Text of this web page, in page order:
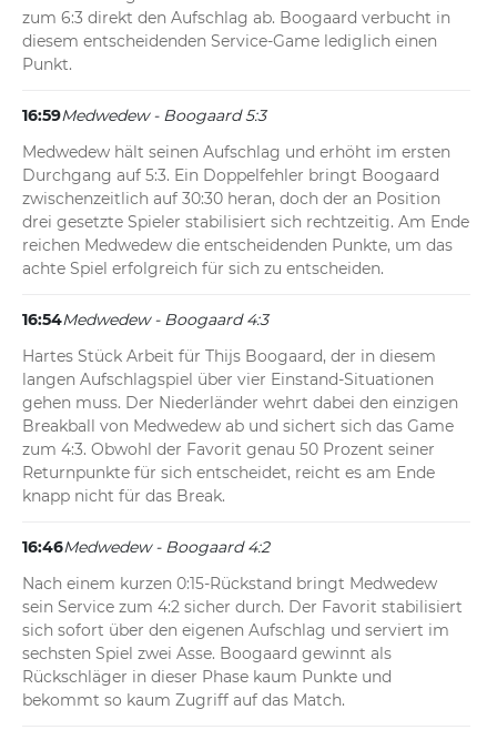
zum 6:3 direkt den Aufschlag ab. Boogaard verbucht in
diesem entscheidenden Service-Game lediglich einen
Punkt.
16:59Medwedew - Boogaard 5:3
Medwedew hält seinen Aufschlag und erhöht im ersten
Durchgang auf 5:3. Ein Doppelfehler bringt Boogaard
zwischenzeitlich auf 30:30 heran, doch der an Position
drei gesetzte Spieler stabilisiert sich rechtzeitig. Am Ende
reichen Medwedew die entscheidenden Punkte, um das
achte Spiel erfolgreich für sich zu entscheiden.
16:54Medwedew - Boogaard 4:3
Hartes Stück Arbeit für Thijs Boogaard, der in diesem
langen Aufschlagspiel über vier Einstand-Situationen
gehen muss. Der Niederländer wehrt dabei den einzigen
Breakball von Medwedew ab und sichert sich das Game
zum 4:3. Obwohl der Favorit genau 50 Prozent seiner
Returnpunkte für sich entscheidet, reicht es am Ende
knapp nicht für das Break.
16:46Medwedew - Boogaard 4:2
Nach einem kurzen 0:15-Rückstand bringt Medwedew
sein Service zum 4:2 sicher durch. Der Favorit stabilisiert
sich sofort über den eigenen Aufschlag und serviert im
sechsten Spiel zwei Asse. Boogaard gewinnt als
Rückschläger in dieser Phase kaum Punkte und
bekommt so kaum Zugriff auf das Match.